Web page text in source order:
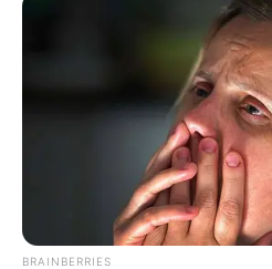
DESTAQUES DA SEMANA
Agente de Saúde
visitas que
BRAINBERRIES